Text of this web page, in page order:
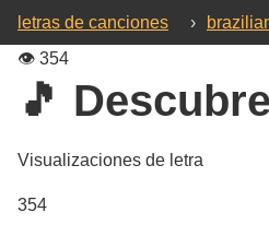
letras de canciones ›
👁️ 354
🎵
Visualizaciones de letra
354